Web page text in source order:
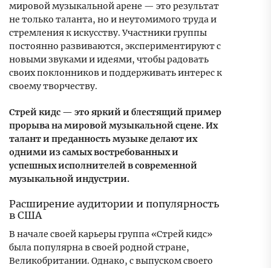
мировой музыкальной арене — это результат
не только таланта, но и неутомимого труда и
стремления к искусству. Участники группы
постоянно развиваются, экспериментируют с
новыми звуками и идеями, чтобы радовать
своих поклонников и поддерживать интерес к
своему творчеству.
Стрей кидс — это яркий и блестящий пример
прорыва на мировой музыкальной сцене. Их
талант и преданность музыке делают их
одними из самых востребованных и
успешных исполнителей в современной
музыкальной индустрии.
Расширение аудитории и популярность
в США
В начале своей карьеры группа «Стрей кидс»
была популярна в своей родной стране,
Великобритании. Однако, с выпуском своего